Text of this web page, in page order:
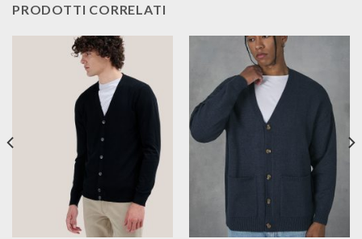
PRODOTTI CORRELATI